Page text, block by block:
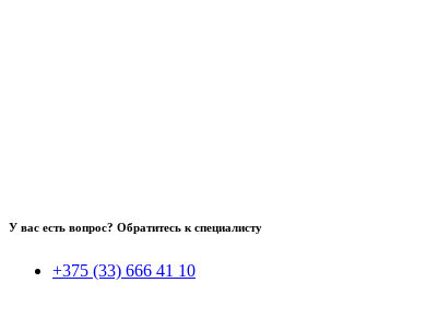
У вас есть вопрос? Обратитесь к специалисту
+375 (33) 666 41 10